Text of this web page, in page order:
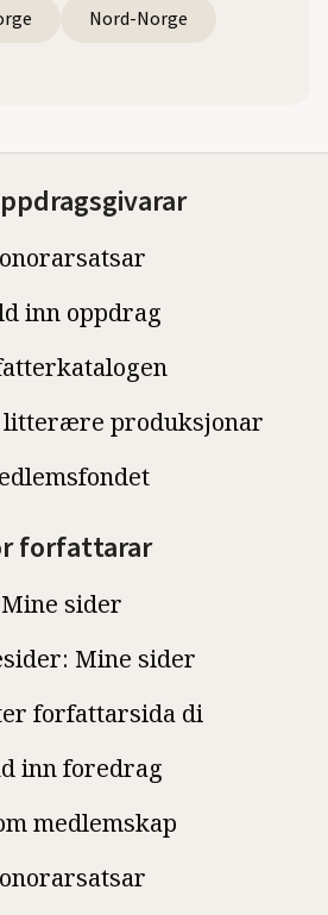
Nord-Norge
inn oppdrag
litterære produksjonar
forfattarar
Mine sider
Mine sider
forfattarsida di
inn foredrag
medlemskap